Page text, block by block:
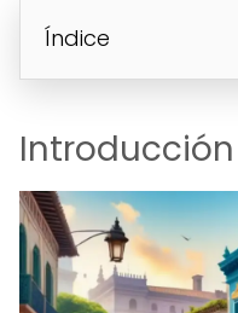
Índice
Introducción